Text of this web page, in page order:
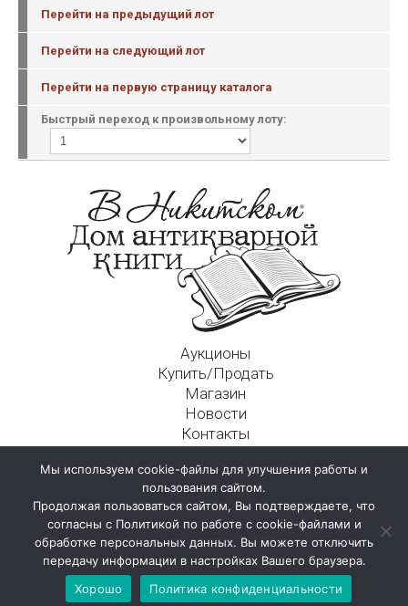
Перейти на предыдущий лот
Перейти на следующий лот
Перейти на первую страницу каталога
Быстрый переход к произвольному лоту:
Аукционы
Купить/Продать
Магазин
Новости
Контакты
125009, г. Москва, Никитский пер., д. 4а, стр. 1
Мы используем cookie-файлы для улучшения работы и
пользования сайтом.
Продолжая пользоваться сайтом, Вы подтверждаете, что
согласны с Политикой по работе с cookie-файлами и
обработке персональных данных. Вы можете отключить
передачу информации в настройках Вашего браузера.
Хорошо
Политика конфиденциальности